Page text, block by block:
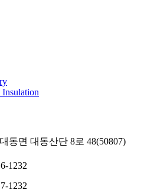
동면 대동산단 8로 48(50807)
1232
1232